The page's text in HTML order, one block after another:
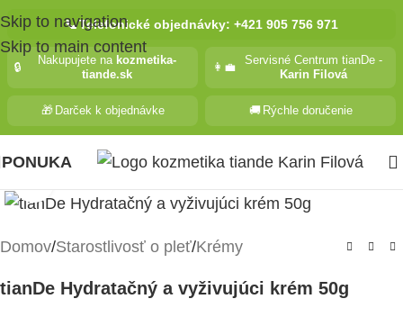
Skip to navigation
Skip to main content
📞Telefonické objednávky: +421 905 756 971
🔒
Nakupujete na kozmetika-
tiande.sk
👩‍💼
Servisné Centrum tianDe -
Karin Filová
🎁 Darček k objednávke 🚚 Rýchle doručenie
PONUKA
Domov/Starostlivosť o pleť/Krémy
tianDe Hydratačný a vyživujúci krém 50g